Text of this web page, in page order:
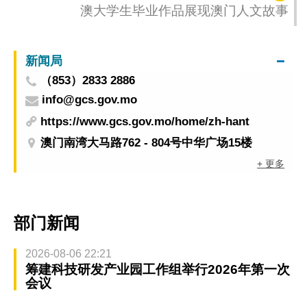
澳大学生毕业作品展现澳门人文故事
新闻局
（853）2833 2886
info@gcs.gov.mo
https://www.gcs.gov.mo/home/zh-hant
澳门南湾大马路762 - 804号中华广场15楼
+ 更多
部门新闻
2026-08-06 22:21
筹建科技研发产业园工作组举行2026年第一次
会议